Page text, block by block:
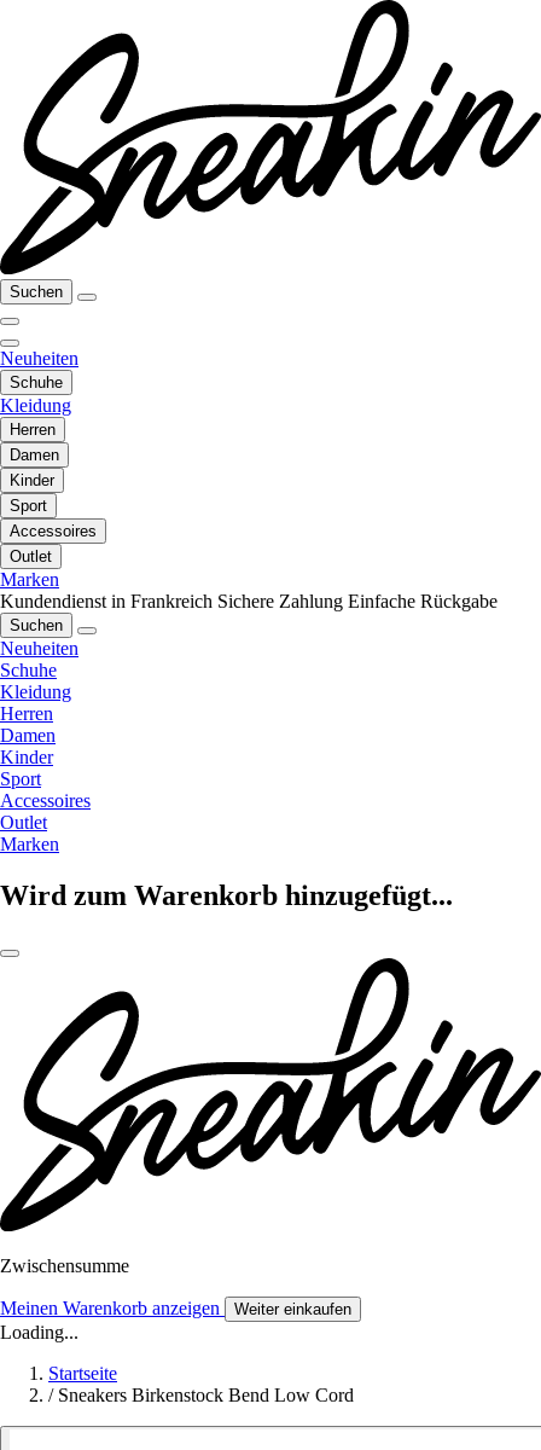
Suchen
Neuheiten
Schuhe
Kleidung
Herren
Damen
Kinder
Sport
Accessoires
Outlet
Marken
Kundendienst in Frankreich Sichere Zahlung Einfache Rückgabe
Suchen
Neuheiten
Schuhe
Kleidung
Herren
Damen
Kinder
Sport
Accessoires
Outlet
Marken
Wird zum Warenkorb hinzugefügt...
Zwischensumme
Meinen Warenkorb anzeigen Weiter einkaufen
Loading...
Startseite
/ Sneakers Birkenstock Bend Low Cord